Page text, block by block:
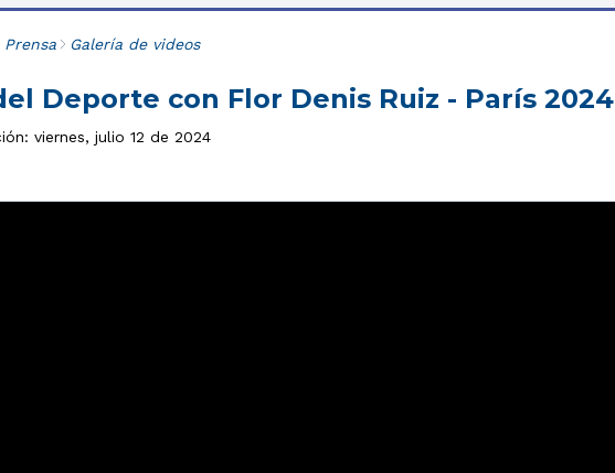
Prensa Galería de videos
Deporte con Flor Denis Ruiz - París 2024
viernes, julio 12 de 2024